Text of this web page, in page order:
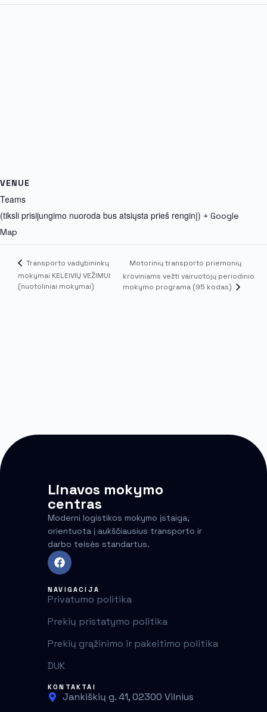
VENUE
Teams
(tiksli prisijungimo nuoroda bus atsiųsta prieš renginį) + Google
Map
Transporto vadybininkų
mokymai KELEIVIŲ VEŽIMUI
(nuotoliniai mokymai)
Motorinių transporto priemonių
kroviniams vežti vairuotojų periodinio
mokymo programa (95 kodas)
Linavos mokymo
centras
Moderni logistikos mokymo įstaiga,
orientuota į aukščiausius transporto ir
darbo teisės standartus.
NAVIGACIJA
Privatumo politika
Prekių pristatymo politika
Prekių grąžinimo ir pakeitimo politika
DUK
KONTAKTAI
Jankiškių g. 41, 02300 Vilnius